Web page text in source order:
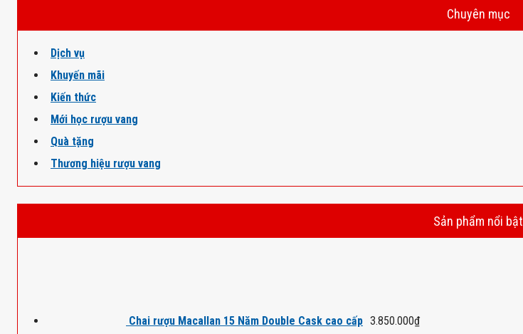
Chuyên mục
Dịch vụ
Khuyến mãi
Kiến thức
Mới học rượu vang
Quà tặng
Thương hiệu rượu vang
Sản phẩm nổi bật
Chai rượu Macallan 15 Năm Double Cask cao cấp 3.850.000₫